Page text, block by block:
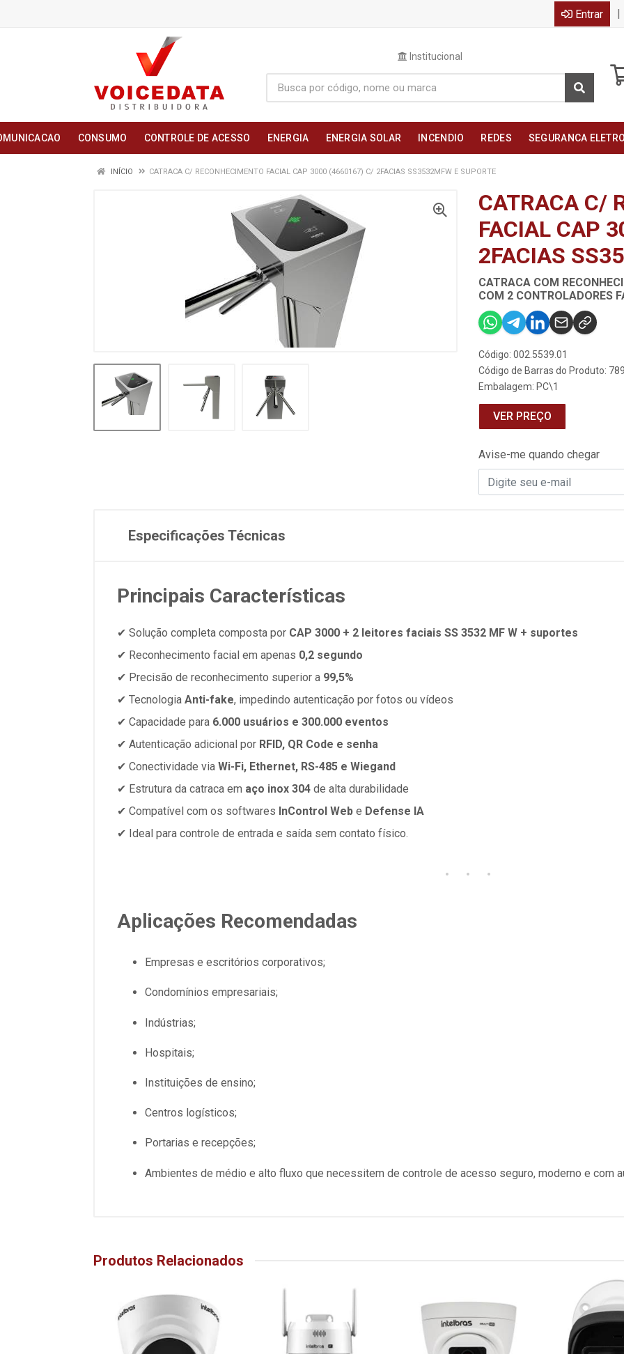
Entrar |
Institucional
CONSUMO CONTROLE DE ACESSO ENERGIA ENERGIA SOLAR INCENDIO REDES SEGURANCA
INÍCIO CATRACA C/ RECONHECIMENTO FACIAL CAP 3000 (4660167) C/ 2FACIAS SS3532MFW E SUPORTE
CATRACA C/
FACIAL CAP
2FACIAS
CATRACA COM
COM 2 CONTROLADORES
Código: 002.5539.01
Código de Barras do Produto:
Embalagem: PC\1
VER PREÇO
Avise-me quando chegar
Especificações Técnicas
Principais Características
✔ Solução completa composta por CAP 3000 + 2 leitores faciais SS 3532 MF W + suportes
✔ Reconhecimento facial em apenas 0,2 segundo
✔ Precisão de reconhecimento superior a 99,5%
✔ Tecnologia Anti-fake, impedindo autenticação por fotos ou vídeos
✔ Capacidade para 6.000 usuários e 300.000 eventos
✔ Autenticação adicional por RFID, QR Code e senha
✔ Conectividade via Wi-Fi, Ethernet, RS-485 e Wiegand
✔ Estrutura da catraca em aço inox 304 de alta durabilidade
✔ Compatível com os softwares InControl Web e Defense IA
✔ Ideal para controle de entrada e saída sem contato físico.
Aplicações Recomendadas
Empresas e escritórios corporativos;
Condomínios empresariais;
Indústrias;
Hospitais;
Instituições de ensino;
Centros logísticos;
Portarias e recepções;
Ambientes de médio e alto fluxo que necessitem de controle de acesso seguro, moderno e com
Produtos Relacionados